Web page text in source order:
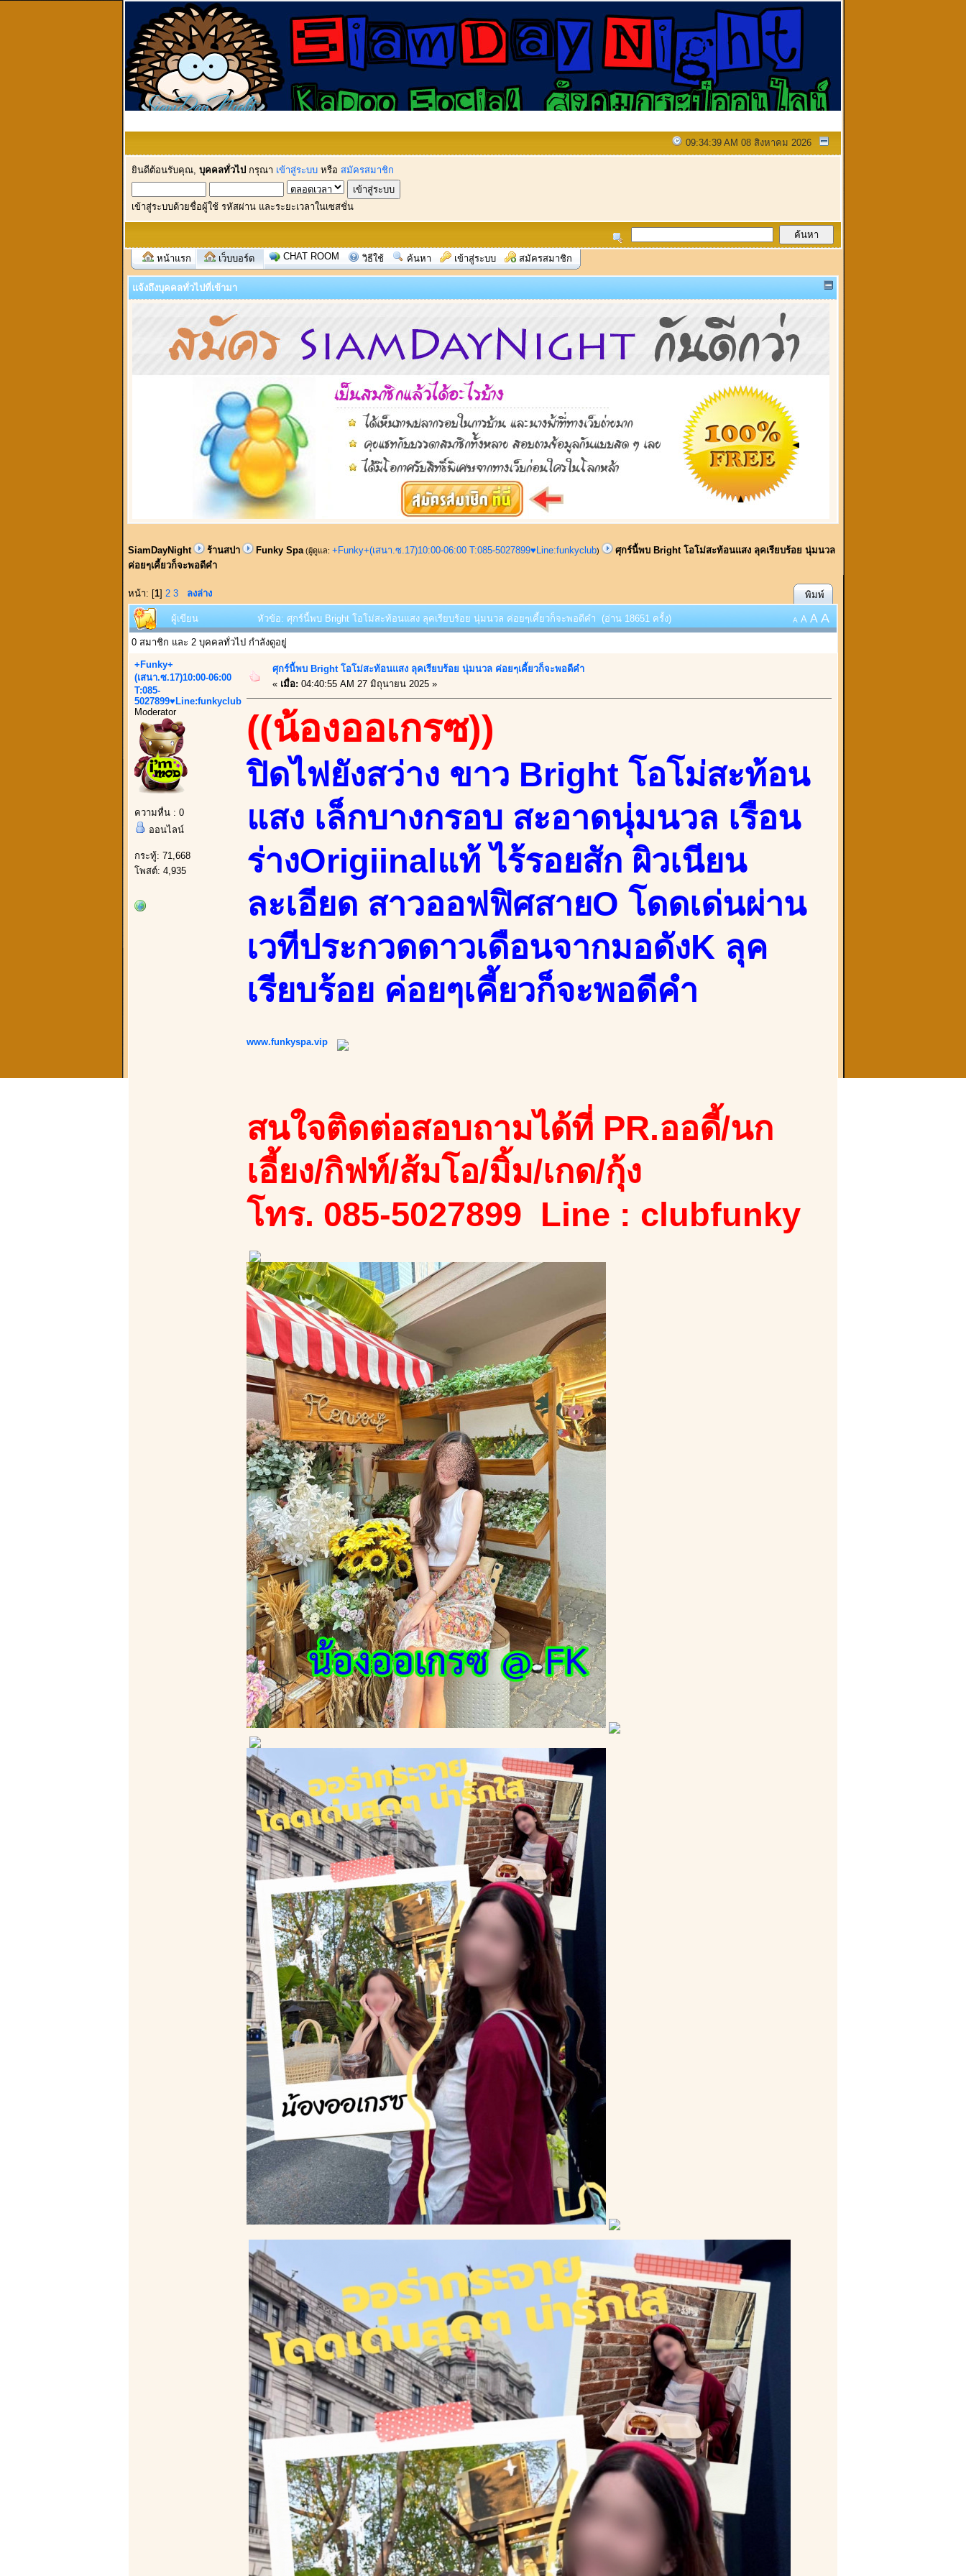
09:34:39 AM 08 สิงหาคม 2026
ยินดีต้อนรับคุณ, บุคคลทั่วไป กรุณา เข้าสู่ระบบ หรือ สมัครสมาชิก
เข้าสู่ระบบด้วยชื่อผู้ใช้ รหัสผ่าน และระยะเวลาในเซสชั่น
หน้าแรก เว็บบอร์ด CHAT ROOM วิธีใช้ ค้นหา เข้าสู่ระบบ สมัครสมาชิก
แจ้งถึงบุคคลทั่วไปที่เข้ามา
SiamDayNight ร้านสปา Funky Spa (ผู้ดูแล: +Funky+(เสนา.ซ.17)10:00-06:00 T:085-5027899♥Line:funkyclub)
ศุกร์นี้พบ Bright โอโม่สะท้อนแสง ลุคเรียบร้อย นุ่มนวล
ค่อยๆเคี้ยวก็จะพอดีคำ
หน้า: [1] 2 3 ลงล่าง พิมพ์
ผู้เขียน หัวข้อ: ศุกร์นี้พบ Bright โอโม่สะท้อนแสง ลุคเรียบร้อย นุ่มนวล ค่อยๆเคี้ยวก็จะพอดีคำ (อ่าน 18651 ครั้ง) A A A A
0 สมาชิก และ 2 บุคคลทั่วไป กำลังดูอยู่
+Funky+
(เสนา.ซ.17)10:00-06:00
T:085-
5027899♥Line:funkyclub
Moderator
ความหื่น : 0
ออนไลน์
กระทู้: 71,668
โพสต์: 4,935
ศุกร์นี้พบ Bright โอโม่สะท้อนแสง ลุคเรียบร้อย นุ่มนวล ค่อยๆเคี้ยวก็จะพอดีคำ
« เมื่อ: 04:40:55 AM 27 มิถุนายน 2025 »
((น้องออเกรซ))
ปิดไฟยังสว่าง ขาว Bright โอโม่สะท้อน
แสง เล็กบางกรอบ สะอาดนุ่มนวล เรือน
ร่างOrigiinalแท้ ไร้รอยสัก ผิวเนียน
ละเอียด สาวออฟฟิศสายO โดดเด่นผ่าน
เวทีประกวดดาวเดือนจากมอดังK ลุค
เรียบร้อย ค่อยๆเคี้ยวก็จะพอดีคำ
www.funkyspa.vip
สนใจติดต่อสอบถามได้ที่ PR.ออดี้/นก
เอี้ยง/กิฟท์/ส้มโอ/มิ้ม/เกด/กุ้ง
โทร. 085-5027899 Line : clubfunky